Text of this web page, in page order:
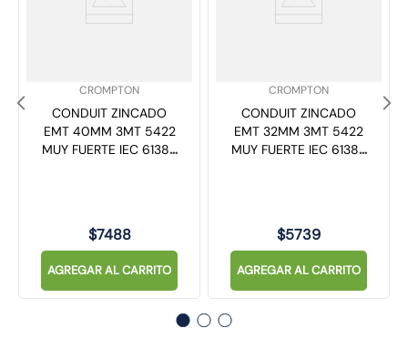
CROMPTON
CONDUIT ZINCADO
EMT 40MM 3MT 5422
MUY FUERTE IEC 61386
$7488
AGREGAR AL CARRITO
CROMPTON
CONDUIT ZINCADO
EMT 32MM 3MT 5422
MUY FUERTE IEC 61386
$5739
AGREGAR AL CARRITO